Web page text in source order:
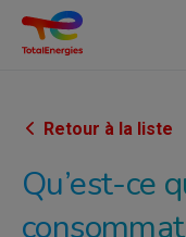
contenuRetour à la liste
Qu’est-ce